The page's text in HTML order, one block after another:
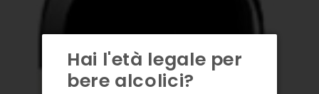
Hai l'età legale per
bere alcolici?